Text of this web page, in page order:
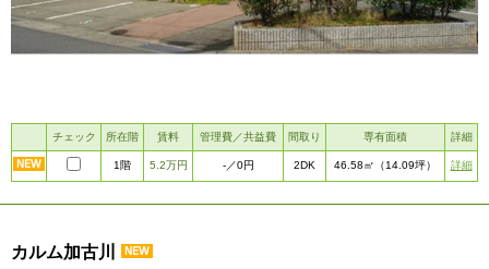
チェック 所在階 賃料 管理費／共益費 間取り 専有面積 詳細
1階 5.2万円 -／0円 2DK 46.58㎡ （14.09坪） 詳細
カルム加古川